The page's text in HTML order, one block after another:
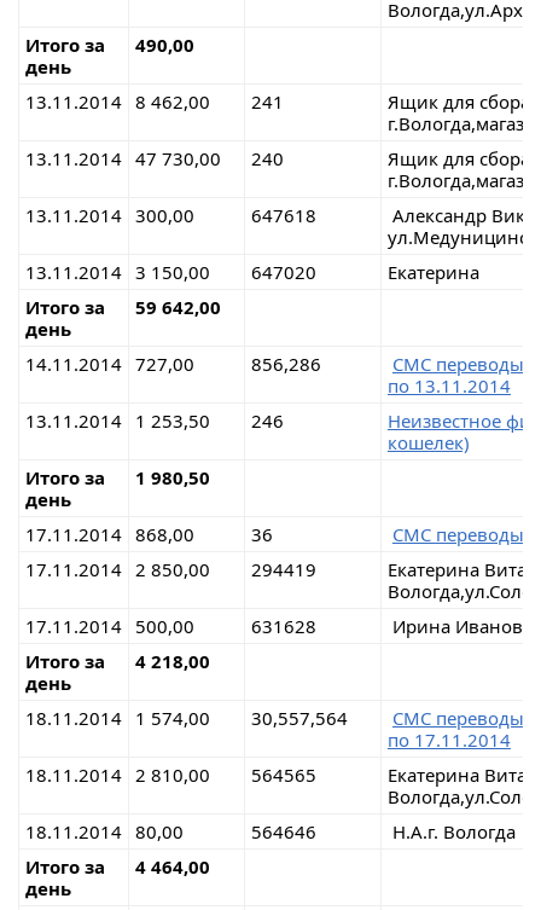
Итого за
день
490,00
13.11.2014 8 462,00 241
Ящик для сбора
13.11.2014 47 730,00 240
Ящик для сбора
13.11.2014 300,00 647618
Александр
13.11.2014 3 150,00 647020
Екатерина
Итого за
день
59 642,00
14.11.2014 727,00 856,286
СМС переводы
по 13.11.2014
13.11.2014
1 253,50 246
Неизвестное
кошелек)
Итого за
день
1 980,50
17.11.2014 868,00 36
СМС переводы
17.11.2014 2 850,00 294419
Екатерина
17.11.2014
500,00 631628
Ирина
Итого за
день
4 218,00
18.11.2014 1 574,00 30,557,564
СМС переводы
по 17.11.2014
18.11.2014 2 810,00 564565
Екатерина
18.11.2014 80,00 564646
Н.А.г. Вологда
Итого за
день
4 464,00